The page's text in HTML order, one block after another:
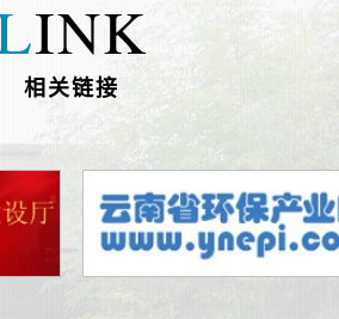
INK
相关链接